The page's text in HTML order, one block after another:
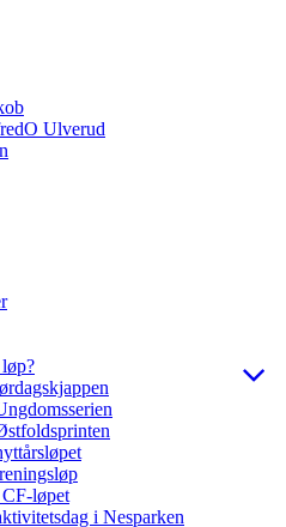
Ulverud
løpet
i Nesparken